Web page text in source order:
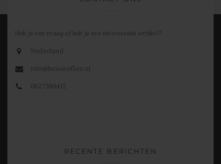
Heb je een vraag of heb je een interessant artikel?
Nederland
info@houseoflou.nl
0627380412
RECENTE BERICHTEN